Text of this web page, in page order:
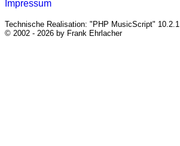
Impressum
Technische Realisation: "PHP MusicScript" 10.2.1
© 2002 - 2026 by Frank Ehrlacher